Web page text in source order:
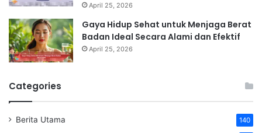
April 25, 2026
Gaya Hidup Sehat untuk Menjaga Berat
Badan Ideal Secara Alami dan Efektif
April 25, 2026
Categories
Berita Utama 140